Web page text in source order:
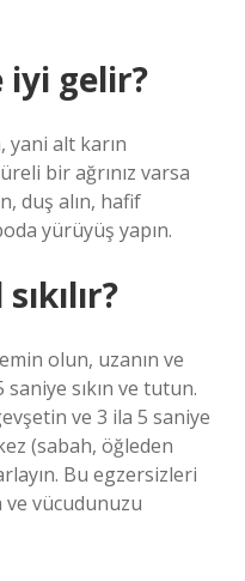
iyi gelir?
yani alt karın
bir ağrınız varsa
duş alın, hafif
yürüyüş yapın.
olun, uzanın ve
saniye sıkın ve tutun.
ve 3 ila 5 saniye
(sabah, öğleden
Bu egzersizleri
vücudunuzu